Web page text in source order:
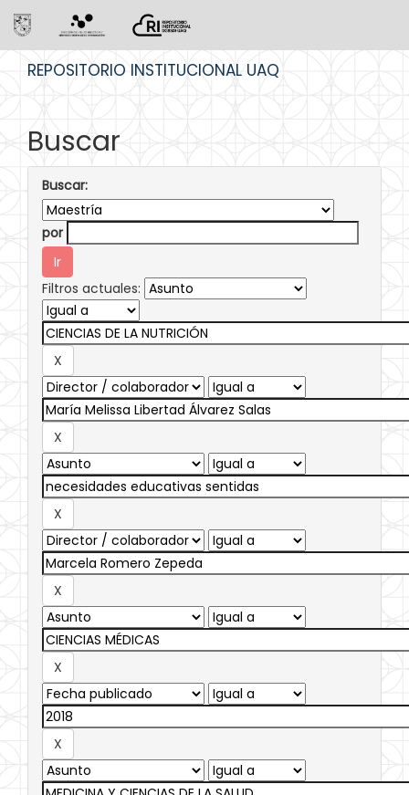
REPOSITORIO INSTITUCIONAL UAQ
Buscar
Buscar:
por
Filtros actuales: